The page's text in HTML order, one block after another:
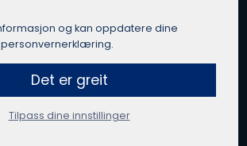
å si hvem den beste takstmannen på
er i hvert fall sertifisert,
med solid kompetanse, erfaring fra
gode kundeanmeldelser teller mye.
og kan oppdatere dine
personvernerklæring.
Det er greit
Tilpass dine innstillinger